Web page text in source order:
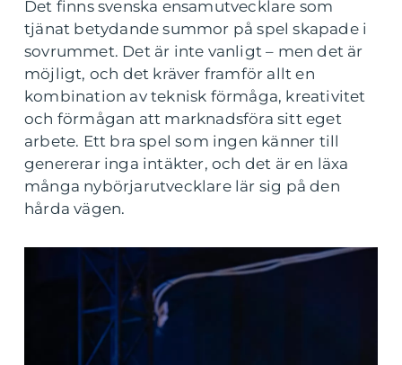
Det finns svenska ensamutvecklare som
tjänat betydande summor på spel skapade i
sovrummet. Det är inte vanligt – men det är
möjligt, och det kräver framför allt en
kombination av teknisk förmåga, kreativitet
och förmågan att marknadsföra sitt eget
arbete. Ett bra spel som ingen känner till
genererar inga intäkter, och det är en läxa
många nybörjarutvecklare lär sig på den
hårda vägen.